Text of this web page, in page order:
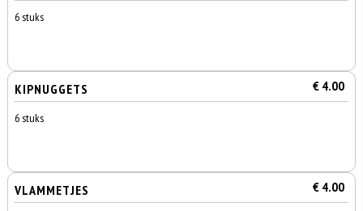
6 stuks
KIPNUGGETS € 4.00
6 stuks
VLAMMETJES € 4.00